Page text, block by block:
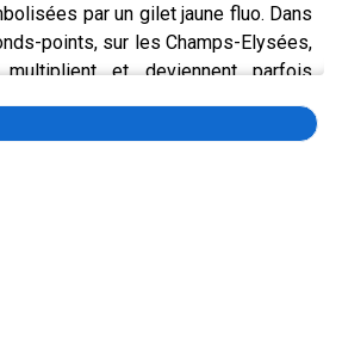
par un gilet jaune fluo. Dans
points, sur les Champs-Elysées,
et deviennent parfois
La Loupe a rencontré ceux qui
de ce mouvement : policier,